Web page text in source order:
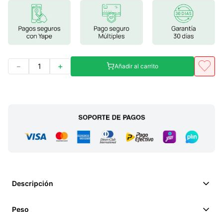
melena leon
9.
stevia
＋
－ Añadir al carrito
Descripción
Peso